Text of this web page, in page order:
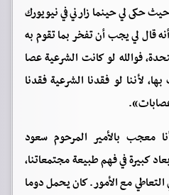
حكى لي حينما زارني في نيويورك
قال لي يجب أن تفخر بما تقوم به
فوالله لو كانت الشرعية عصا
لأننا لو فقدنا الشرعية فقدنا
معجب بالأمير المرحوم سعود
كبيرة في فهم طبيعة مجتمعاتنا،
مع الأمور. كان يحمل دوما